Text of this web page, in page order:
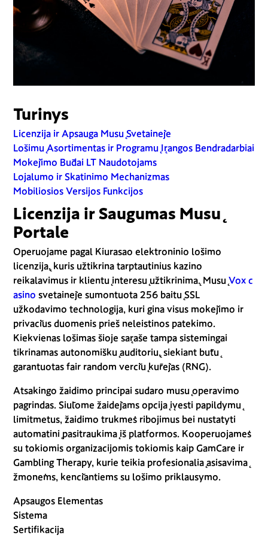
Turinys
Licenzija ir Apsauga Musų Svetainėje
Lošimų Asortimentas ir Programų Įrangos Bendradarbiai
Mokėjimo Būdai LT Naudotojams
Lojalumo ir Skatinimo Mechanizmas
Mobiliosios Versijos Funkcijos
Licenzija ir Saugumas Musų
Portale
Operuojame pagal Kiurasao elektroninio lošimo
licenziją, kuris užtikrina tarptautinius kazino
reikalavimus ir klientų interesų užtikrinimą. MusųVox c
asino svetainėje sumontuota 256 baitų SSL
užkodavimo technologija, kuri gina visus mokėjimo ir
privačius duomenis prieš neleistinos patekimo.
Kiekvienas lošimas šioje sąraše tampa sistemingai
tikrinamas autonomiškų auditorių, siekiant būtų
garantuotas fair random verčių kūrėjas (RNG).
Atsakingo žaidimo principai sudaro musų operavimo
pagrindas. Siūlome žaidėjams opciją įvesti papildymų
limitmetus, žaidimo trukmės ribojimus bei nustatyti
automatinį pasitraukimą iš platformos. Kooperuojamės
su tokiomis organizacijomis tokiomis kaip GamCare ir
Gambling Therapy, kurie teikia profesionalią asisavimą
žmonėms, kenčiantiems su lošimo priklausymo.
Apsaugos Elementas
Sistema
Sertifikacija